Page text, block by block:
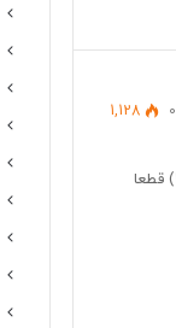
0
1,128
اخلاق قرآنی “اِنَّ الحَسَنات یُذهِبنَ السَّیئات” (هود114) قطعا